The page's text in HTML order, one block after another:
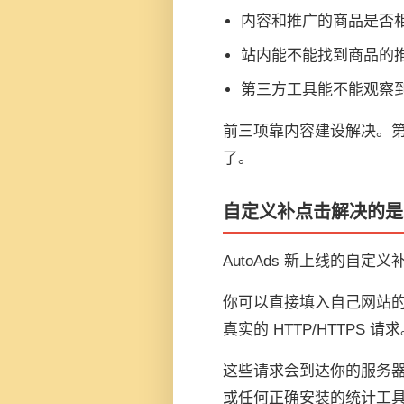
内容和推广的商品是否
站内能不能找到商品的
第三方工具能不能观察
前三项靠内容建设解决。
了。
自定义补点击解决的
AutoAds 新上线的自定义
你可以直接填入自己网站
真实的 HTTP/HTTPS 请求
这些请求会到达你的服务
或任何正确安装的统计工